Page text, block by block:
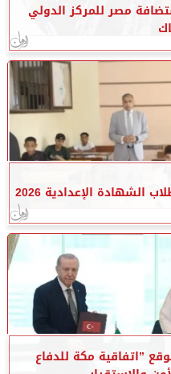
مصر للمركز الدولي
الشهادة الإعدادية 2026
”اتفاقية مكة للدفاع